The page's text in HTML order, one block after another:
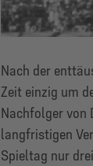
Nach der
Zeit einzig um
Nachfolger von
langfristigen
Spieltag nur